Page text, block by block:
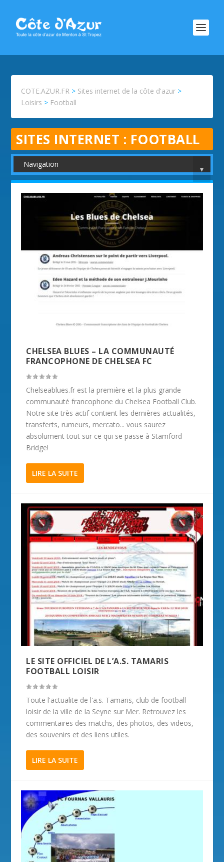
COTE.AZUR.FR > Sites internet de la côte d'azur >
Loisirs > Football
SITES INTERNET : FOOTBALL
Navigation
▾
CHELSEA BLUES – LA COMMUNAUTÉ
FRANCOPHONE DE CHELSEA FC
Chelseablues.fr est la première et la plus grande
communauté francophone du Chelsea Football Club.
Notre site très actif contient les dernières actualités,
transferts, rumeurs, mercato... vous saurez
absolument tout sur ce qui se passe à Stamford
Bridge!
LIRE LA SUITE
LE SITE OFFICIEL DE L’A.S. TAMARIS
FOOTBALL LOISIR
Toute l'actualite de l'a.s. Tamaris, club de football
loisir de la ville de la Seyne sur Mer. Retrouvez les
commentaires des matchs, des photos, des videos,
des souvenirs et des liens utiles.
LIRE LA SUITE